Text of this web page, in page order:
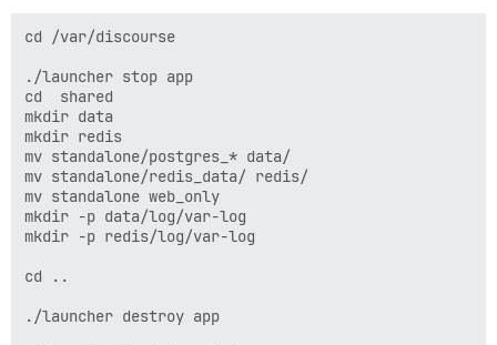
cd /var/discourse
./launcher stop app
cd  shared
mkdir data
mkdir redis
mv standalone/postgres_* data/
mv standalone/redis_data/ redis/
mv standalone web_only
mkdir -p data/log/var-log
mkdir -p redis/log/var-log
cd ..
./launcher destroy app